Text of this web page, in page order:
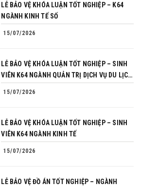
LỄ BẢO VỆ KHÓA LUẬN TỐT NGHIỆP – K64
NGÀNH KINH TẾ SỐ
15/07/2026
LỄ BẢO VỆ KHÓA LUẬN TỐT NGHIỆP – SINH
VIÊN K64 NGÀNH QUẢN TRỊ DỊCH VỤ DU LỊCH
15/07/2026
LỄ BẢO VỆ KHÓA LUẬN TỐT NGHIỆP – SINH
VIÊN K64 NGÀNH KINH TẾ
15/07/2026
LỄ BẢO VỆ ĐỒ ÁN TỐT NGHIỆP – NGÀNH